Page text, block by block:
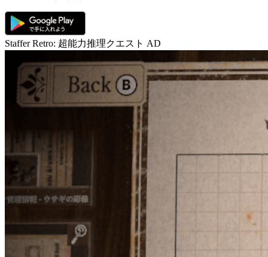
Staffer Retro: 超能力推理クエスト AD